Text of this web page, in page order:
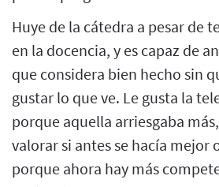
Huye de la cátedra a pesar de
en la docencia, y es capaz de
que considera bien hecho sin
gustar lo que ve. Le gusta la
porque aquella arriesgaba
valorar si antes se hacía mejor
porque ahora hay más